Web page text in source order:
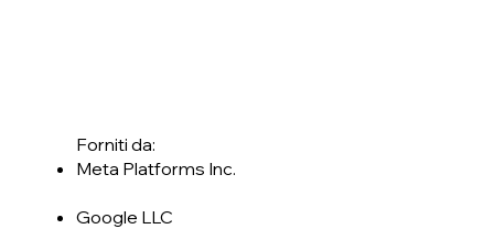
Forniti da:
Meta Platforms Inc.
Google LLC